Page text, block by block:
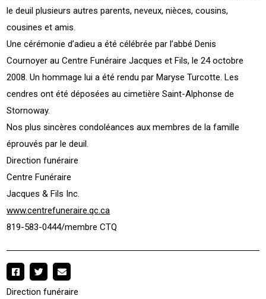
le deuil plusieurs autres parents, neveux, nièces, cousins,
cousines et amis.
Une cérémonie d’adieu a été célébrée par l’abbé Denis
Cournoyer au Centre Funéraire Jacques et Fils, le 24 octobre
2008. Un hommage lui a été rendu par Maryse Turcotte. Les
cendres ont été déposées au cimetière Saint-Alphonse de
Stornoway.
Nos plus sincères condoléances aux membres de la famille
éprouvés par le deuil.
Direction funéraire
Centre Funéraire
Jacques & Fils Inc.
www.centrefuneraire.qc.ca
819-583-0444/membre CTQ
Direction funéraire